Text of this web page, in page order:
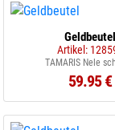
Geldbeutel
Artikel:
TAMARIS Nele
59.95 €